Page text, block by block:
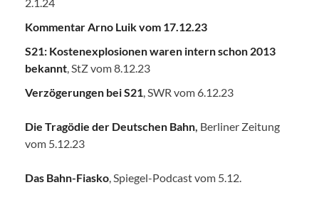
Kommentar Arno Luik vom 17.12.23
S21: Kostenexplosionen waren intern schon 2013
bekannt , StZ vom 8.12.23
Verzögerungen bei S21 , SWR vom 6.12.23
Die Tragödie der Deutschen Bahn Berliner Zeitung
vom 5.12.23
Das Bahn-Fiasko , Spiegel-Podcast vom 5.12.